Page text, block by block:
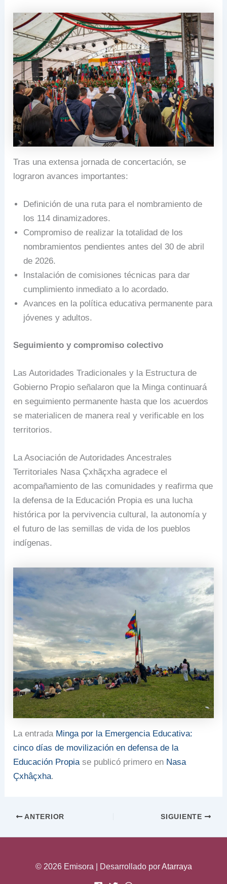
Tras una extensa jornada de concertación, se
lograron avances importantes:
Definición de una ruta para el nombramiento de
los 114 dinamizadores.
Compromiso de realizar la totalidad de los
nombramientos pendientes antes del 30 de abril
de 2026.
Instalación de comisiones técnicas para dar
cumplimiento inmediato a lo acordado.
Avances en la política educativa permanente para
jóvenes y adultos.
Seguimiento y compromiso colectivo
Las Autoridades Tradicionales y la Estructura de
Gobierno Propio señalaron que la Minga continuará
en seguimiento permanente hasta que los acuerdos
se materialicen de manera real y verificable en los
territorios.
La Asociación de Autoridades Ancestrales
Territoriales Nasa Çxhãçxha agradece el
acompañamiento de las comunidades y reafirma que
la defensa de la Educación Propia es una lucha
histórica por la pervivencia cultural, la autonomía y
el futuro de las semillas de vida de los pueblos
indígenas.
La entrada Minga por la Emergencia Educativa:
cinco días de movilización en defensa de la
Educación Propiase publicó primero en Nasa
Çxhâçxha.
ANTERIOR SIGUIENTE
© 2026 Emisora | Desarrollado porAtarraya